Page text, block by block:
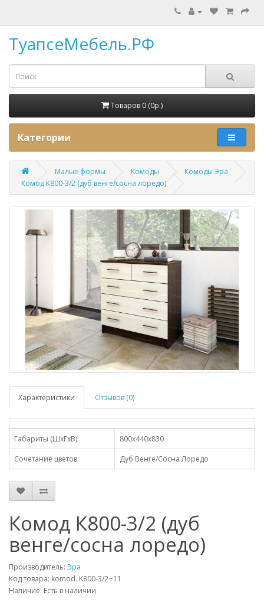
ТуапсеМебель.РФ
Товаров 0 (0p.)
Категории
Малые формы Комоды
Комоды Эра
Комод К800-3/2 (дуб венге/сосна лоредо)
Характеристики Отзывов (0)
Габариты (ШхГхВ)
800x440x830
Сочетание цветов:
Дуб Венге/Сосна Лоредо
Комод К800-3/2 (дуб
венге/сосна лоредо)
Производитель: Эра
Код товара: komod. K800-3/2~11
Наличие: Есть в наличии